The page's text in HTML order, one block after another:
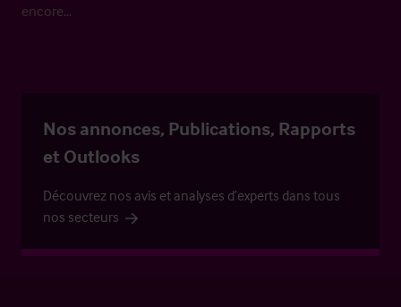
encore…
Nos annonces, Publications, Rapports
et Outlooks
Découvrez nos avis et analyses d’experts dans tous
nos secteurs